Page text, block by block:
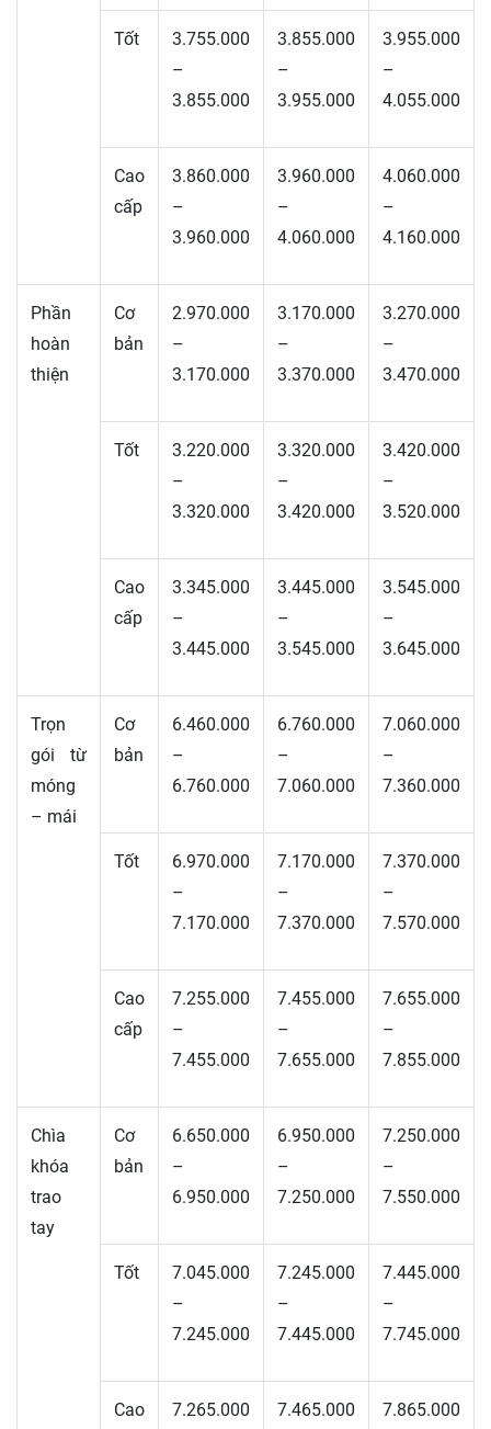
Tốt
3.755.000
–
3.855.000
3.855.000
–
3.955.000
3.955.000
–
4.055.000
Cao
cấp
3.860.000
–
3.960.000
3.960.000
–
4.060.000
4.060.000
–
4.160.000
Phần
hoàn
thiện
Cơ
bản
2.970.000
–
3.170.000
3.170.000
–
3.370.000
3.270.000
–
3.470.000
Tốt
3.220.000
–
3.320.000
3.320.000
–
3.420.000
3.420.000
–
3.520.000
Cao
cấp
3.345.000
–
3.445.000
3.445.000
–
3.545.000
3.545.000
–
3.645.000
Trọn
gói từ
móng
– mái
Cơ
bản
6.460.000
–
6.760.000
6.760.000
–
7.060.000
7.060.000
–
7.360.000
Tốt
6.970.000
–
7.170.000
7.170.000
–
7.370.000
7.370.000
–
7.570.000
Cao
cấp
7.255.000
–
7.455.000
7.455.000
–
7.655.000
7.655.000
–
7.855.000
Chìa
khóa
trao
tay
Cơ
bản
6.650.000
–
6.950.000
6.950.000
–
7.250.000
7.250.000
–
7.550.000
Tốt
7.045.000
–
7.245.000
7.245.000
–
7.445.000
7.445.000
–
7.745.000
Cao
7.265.000
7.465.000
7.865.000